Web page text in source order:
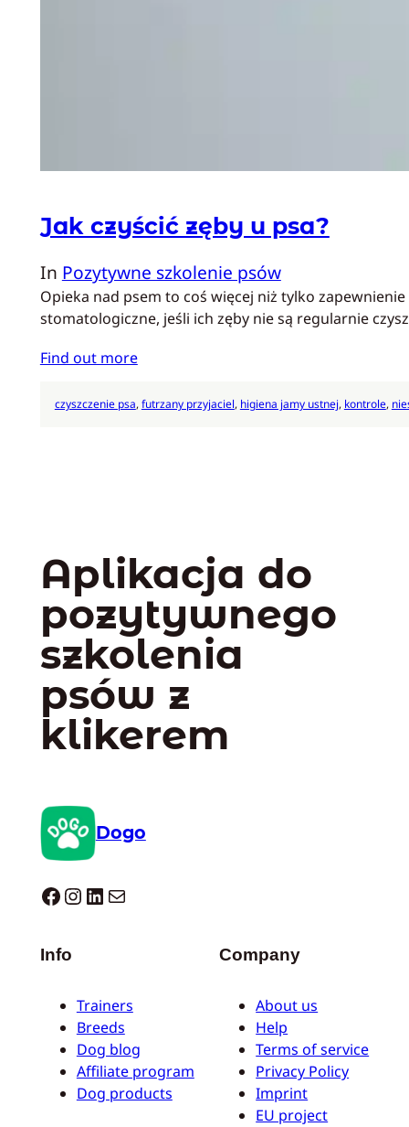
Jak czyścić zęby u psa?
In Pozytywne szkolenie psów
Opieka nad psem to coś więcej niż tylko
stomatologiczne, jeśli ich zęby nie są regularnie
Find out more
czyszczenie psa, futrzany przyjaciel, higiena jamy ustnej, kontrole,
Aplikacja do
pozytywnego
szkolenia
psów z
klikerem
Dogo
Dogo facebook InstagramLinkedIn Mail
Info
Trainers
Breeds
Dog blog
Affiliate program
Dog products
Company
About us
Help
Terms of service
Privacy Policy
Imprint
EU project